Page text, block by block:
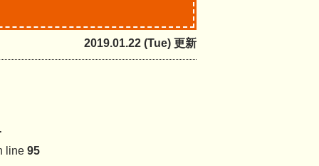
2019.01.22 (Tue) 更新
line 95